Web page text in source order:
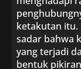
ketakutan itu.
sadar bahwa
yang terjadi
bentuk